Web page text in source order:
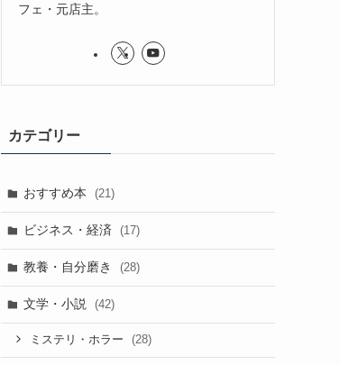
フェ・元店主。
カテゴリー
おすすめ本 (21)
ビジネス・経済 (17)
教養・自分磨き (28)
文学・小説 (42)
ミステリ・ホラー (28)